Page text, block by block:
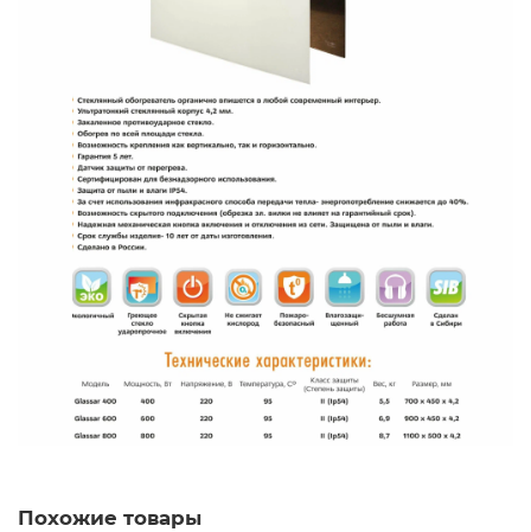
Похожие товары